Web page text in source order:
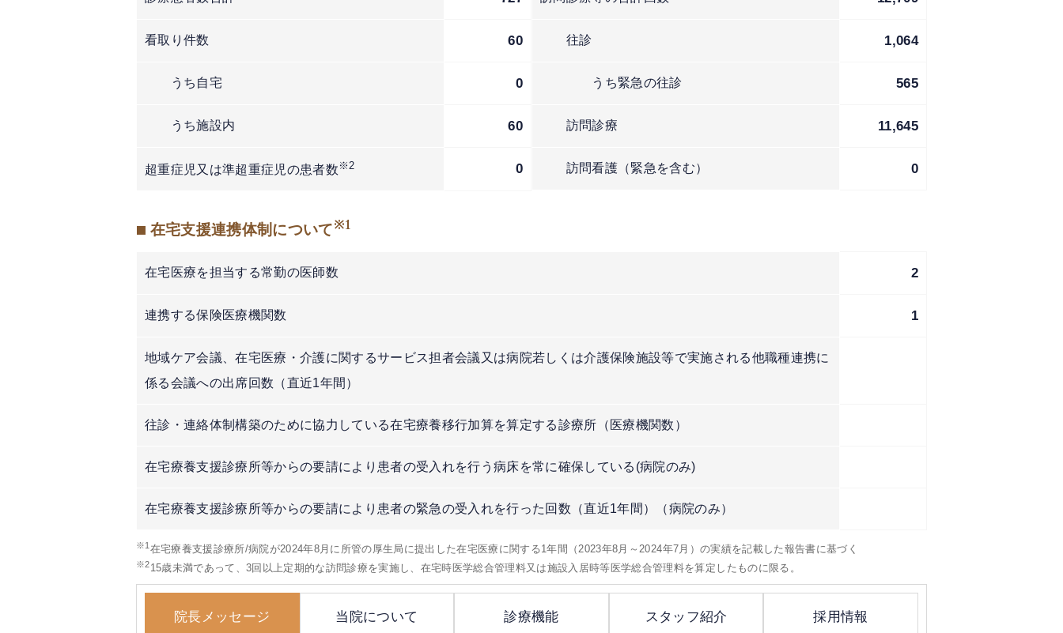
看取り件数 60
うち自宅 0
うち施設内 60
超重症児又は準超重症児の患者数 ※2 0
往診 1,064
うち緊急の往診 565
訪問診療 11,645
訪問看護（緊急を含む） 0
■ 在宅支援連携体制について※1
在宅医療を担当する常勤の医師数 2
連携する保険医療機関数 1
地域ケア会議、在宅医療・介護に関するサービス担者会議又は病院若しくは介護保険施設等で実施される他職種連携に
係る会議への出席回数（直近1年間）
往診・連絡体制構築のために協力している在宅療養移行加算を算定する診療所（医療機関数）
在宅療養支援診療所等からの要請により患者の受入れを行う病床を常に確保している(病院のみ)
在宅療養支援診療所等からの要請により患者の緊急の受入れを行った回数（直近1年間）（病院のみ）
※1 在宅療養支援診療所/病院が2024年8月に所管の厚生局に提出した在宅医療に関する1年間（2023年8月～2024年7月）の実績を記載した報告書に基づく
※215歳未満であって、3回以上定期的な訪問診療を実施し、在宅時医学総合管理料又は施設入居時等医学総合管理料を算定したものに限る。
院長メッセージ 当院について 診療機能 スタッフ紹介 採用情報